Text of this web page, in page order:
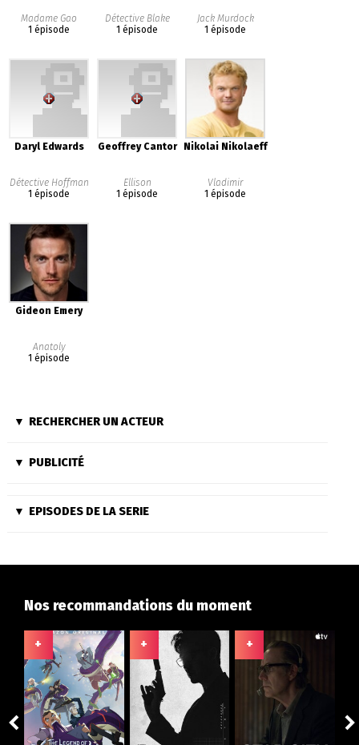
Madame Gao
1 épisode
Détective Blake
1 épisode
Jack Murdock
1 épisode
Daryl Edwards
Détective Hoffman
1 épisode
Geoffrey Cantor
Ellison
1 épisode
Nikolai Nikolaeff
Vladimir
1 épisode
Gideon Emery
Anatoly
1 épisode
RECHERCHER UN ACTEUR
PUBLICITÉ
EPISODES DE LA SERIE
Nos recommandations du moment
+ + +